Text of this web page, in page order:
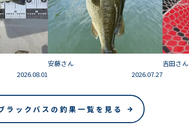
2026.08.01
安藤さん
2026.07.27
吉田さん
ラックバスの釣果一覧を見る